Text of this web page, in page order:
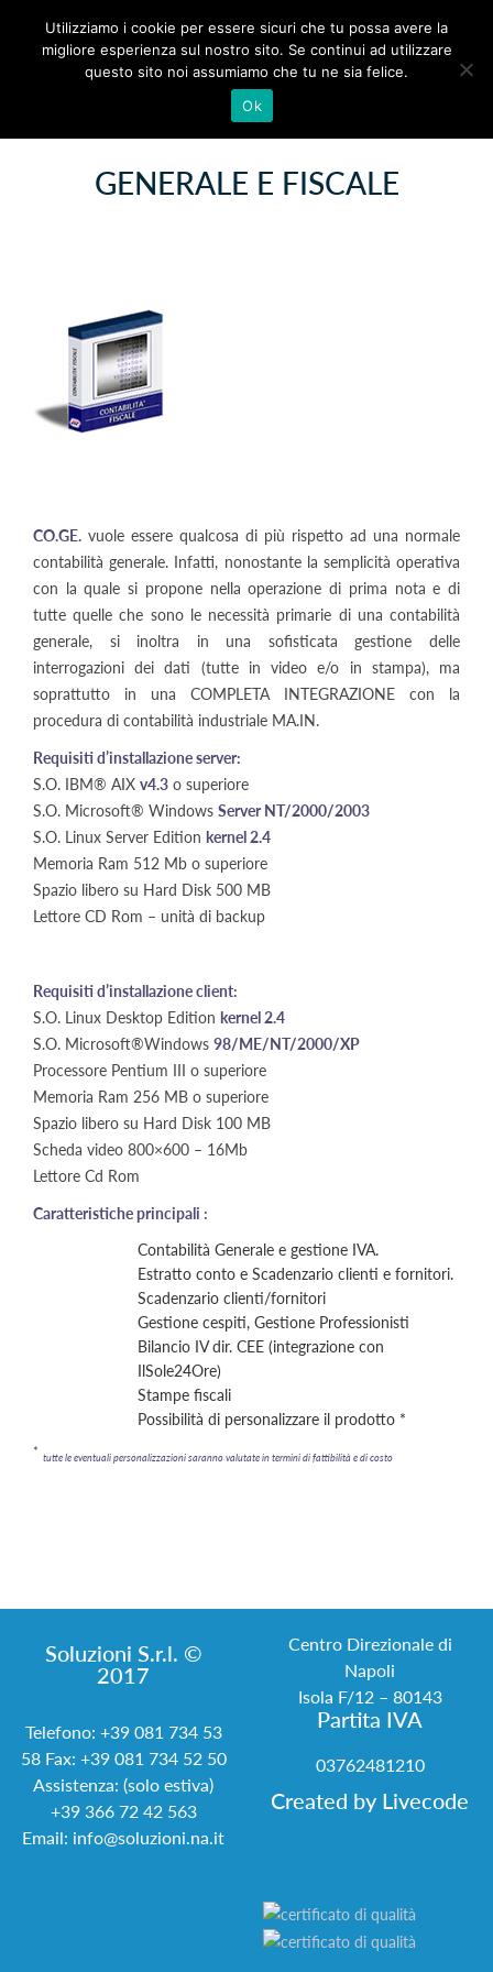
CO.GE - CONTABILITÀ
GENERALE E FISCALE
CO.GE. vuole essere qualcosa di più rispetto ad una normale
contabilità generale. Infatti, nonostante la semplicità operativa
con la quale si propone nella operazione di prima nota e di
tutte quelle che sono le necessità primarie di una contabilità
generale, si inoltra in una sofisticata gestione delle
interrogazioni dei dati (tutte in video e/o in stampa), ma
soprattutto in una COMPLETA INTEGRAZIONE con la
procedura di contabilità industriale MA.IN.
Requisiti d’installazione server:
S.O. IBM® AIX v4.3 o superiore
S.O. Microsoft® Windows Server NT/2000/2003
S.O. Linux Server Edition kernel 2.4
Memoria Ram 512 Mb o superiore
Spazio libero su Hard Disk 500 MB
Lettore CD Rom – unità di backup
Requisiti d’installazione client:
S.O. Linux Desktop Edition kernel 2.4
S.O. Microsoft®Windows 98/ME/NT/2000/XP
Processore Pentium III o superiore
Memoria Ram 256 MB o superiore
Spazio libero su Hard Disk 100 MB
Scheda video 800×600 – 16Mb
Lettore Cd Rom
Caratteristiche principali :
Contabilità Generale e gestione IVA.
Estratto conto e Scadenzario clienti e fornitori.
Scadenzario clienti/fornitori
Gestione cespiti, Gestione Professionisti
Bilancio IV dir. CEE (integrazione con
IlSole24Ore)
Stampe fiscali
Possibilità di personalizzare il prodotto *
* tutte le eventuali personalizzazioni saranno valutate in termini di fattibilità e di costo
Soluzioni S.r.l. ©
2017
Telefono: +39 081 734 53
58Fax: +39 081 734 52 50
Assistenza: (solo estiva)
+39 366 72 42 563
Email: info@soluzioni.na.it
Centro Direzionale di
Napoli
Isola F/12 – 80143
Partita IVA
03762481210
Created by Livecode
Utilizziamo i cookie per essere sicuri che tu possa avere la
migliore esperienza sul nostro sito. Se continui ad utilizzare
questo sito noi assumiamo che tu ne sia felice.
Ok